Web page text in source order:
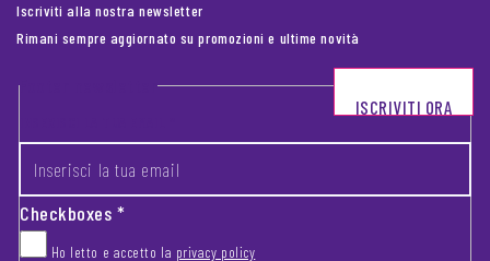
Iscriviti alla nostra newsletter
Rimani sempre aggiornato su promozioni e ultime novità
Footer newsletter
Checkboxes*
Ho letto e accetto la privacy policy
ISCRIVITI ORA